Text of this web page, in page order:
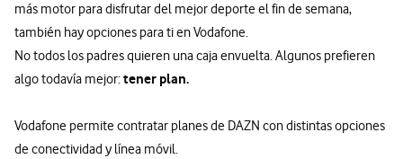
más motor para disfrutar del mejor deporte el fin de semana,
también hay opciones para ti en Vodafone.
No todos los padres quieren una caja envuelta. Algunos prefieren
algo todavía mejor:tener plan.
Vodafone permite contratar planes de DAZN con distintas opciones
de conectividad y línea móvil.